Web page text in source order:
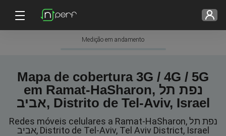
Medição em andamento
Mapa de cobertura 3G / 4G / 5G
em Ramat-HaSharon, נפת תל
אביב, Distrito de Tel-Aviv, Israel
Redes móveis celulares a Ramat-HaSharon, נפת תל
אביב, Distrito de Tel-Aviv, Tel Aviv District, Israel